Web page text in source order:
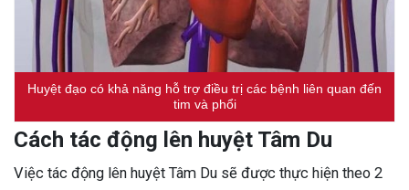
Huyệt đạo có khả năng hỗ trợ điều trị các bệnh liên quan đến
tim và phổi
Cách tác động lên huyệt Tâm Du
Việc tác động lên huyệt Tâm Du sẽ được thực hiện theo 2